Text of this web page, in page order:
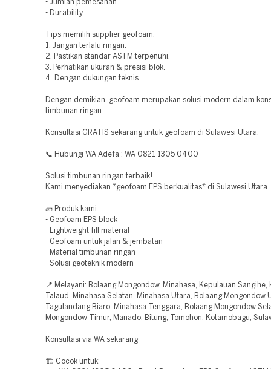
- Jumlah pemesanan
- Durability
Tips memilih supplier geofoam:
1. Jangan terlalu ringan.
2. Pastikan standar ASTM terpenuhi.
3. Perhatikan ukuran & presisi blok.
4. Dengan dukungan teknis.
Dengan demikian, geofoam merupakan solusi modern dalam
timbunan ringan.
Konsultasi GRATIS sekarang untuk geofoam di Sulawesi Utara.
📞 Hubungi WA Adefa : WA 0821 1305 0400
Solusi timbunan ringan terbaik!
Kami menyediakan *geofoam EPS berkualitas* di Sulawesi Utara.
🧱 Produk kami:
- Geofoam EPS block
- Lightweight fill material
- Geofoam untuk jalan & jembatan
- Material timbunan ringan
- Solusi geoteknik modern
📍 Melayani: Bolaang Mongondow, Minahasa, Kepulauan Sangihe,
Talaud, Minahasa Selatan, Minahasa Utara, Bolaang Mongondow
Tagulandang Biaro, Minahasa Tenggara, Bolaang Mongondow
Mongondow Timur, Manado, Bitung, Tomohon, Kotamobagu,
Konsultasi via WA sekarang
🏗️ Cocok untuk: